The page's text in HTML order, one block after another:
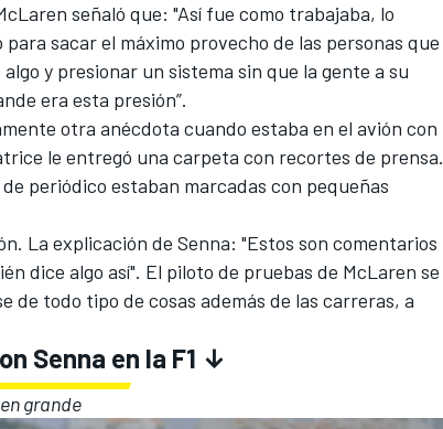
señaló que: "Así fue como trabajaba, lo
sacar el máximo provecho de las personas que
y presionar un sistema sin que la gente a su
era esta presión”.
otra anécdota cuando estaba en el avión con
le entregó una carpeta con recortes de prensa.
periódico estaban marcadas con pequeñas
La explicación de Senna: "Estos son comentarios
dice algo así". El piloto de pruebas de McLaren se
de todo tipo de cosas además de las carreras, a
Senna en la F1 ↓
grande